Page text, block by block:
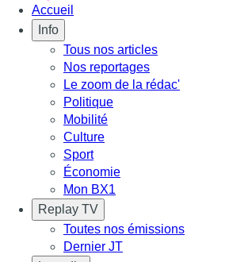
Accueil
Info
Tous nos articles
Nos reportages
Le zoom de la rédac'
Politique
Mobilité
Culture
Sport
Économie
Mon BX1
Replay TV
Toutes nos émissions
Dernier JT